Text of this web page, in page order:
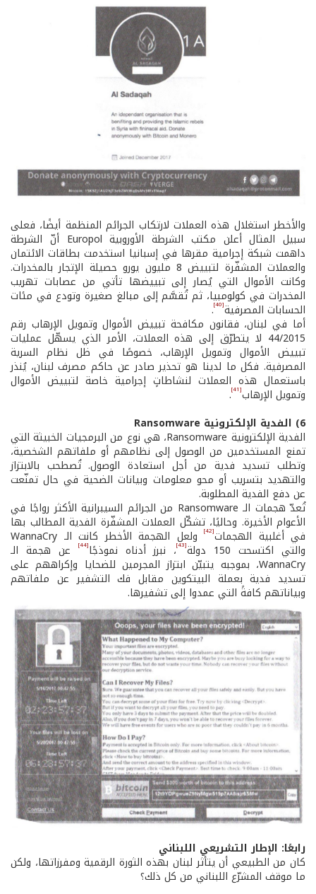
والأخطر استغلال هذه العملات لارتكاب الجرائم المنظمة أيضًا، فعلى
سبيل المثال أعلن مكتب الشرطة الأوروبية Europol أنّ الشرطة
داهمت شبكة إجرامية مقرها في إسبانيا استخدمت بطاقات الائتمان
والعملات المشفّرة لتبييض 8 مليون يورو حصيلة الإتجار بالمخدرات.
وكانت الأموال التي يُصار إلى تبييضها تأتي من عصابات تهريب
المخدرات في كولومبيا، ثم تُقسَّم إلى مبالغ صغيرة وتودع في مئات
الحسابات المصرفية[40]
.
أما في لبنان، فقانون مكافحة تبييض الأموال وتمويل الإرهاب رقم
44/2015 لا يتطرّق إلى هذه العملات، الأمر الذي يسهّل عمليات
تبييض الأموال وتمويل الإرهاب، خصوصًا في ظل نظام السرية
المصرفية. فكل ما لدينا هو تحذير صادر عن حاكم مصرف لبنان، يُنذر
باستعمال هذه العملات لنشاطاتٍ إجرامية خاصة لتبييض الأموال
وتمويل الإرهاب[41]
.
6) الفدية الإلكترونية Ransomware
الفدية الإلكترونية Ransomware، هي نوع من البرمجيات الخبيثة التي
تمنع المستخدمين من الوصول إلى نظامهم أو ملفاتهم الشخصية،
وتطلب تسديد فدية من أجل استعادة الوصول. تُصطحب بالابتزاز
والتهديد بتسريب أو محو معلومات وبيانات الضحية في حال تمنّعت
عن دفع الفدية المطلوبة.
تُعدّ هجمات الـ Ransomware من الجرائم السيبرانية الأكثر رواجًا في
الأعوام الأخيرة. وحاليًا، تشكّل العملات المشفّرة الفدية المطالب بها
في أغلبية الهجمات[42] ولعل الهجمة الأخطر كانت الـ WannaCry
والتي اكتسحت 150 دولة [43] ، نبرز أدناه نموذجًا[44] عن هجمة الـ
WannaCry، بموجبه يتبيّن ابتزاز المجرمين للضحايا وإكراههم على
تسديد فدية بعملة البيتكوين مقابل فك التشفير عن ملفاتهم
وبياناتهم كافةً التي عمدوا إلى تشفيرها.
رابعًا: الإطار التشريعي اللبناني
كان من الطبيعي أن يتأثر لبنان بهذه الثورة الرقمية ومفرزاتها، ولكن
ما موقف المشرّع اللبناني من كل ذلك؟